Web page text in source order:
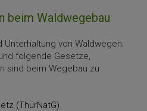
beim Waldwegebau
Unterhaltung von Waldwegen;
folgende Gesetze,
sind beim Wegebau zu
(ThürNatG)